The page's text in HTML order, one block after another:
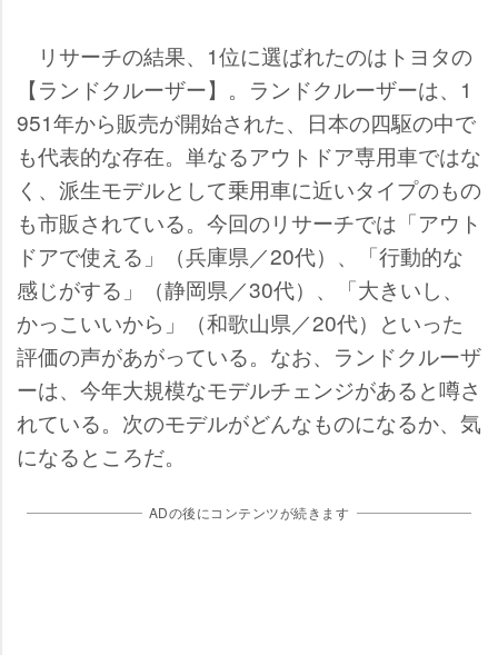
リサーチの結果、1位に選ばれたのはトヨタの
【ランドクルーザー】。ランドクルーザーは、1
951年から販売が開始された、日本の四駆の中で
も代表的な存在。単なるアウトドア専用車ではな
く、派生モデルとして乗用車に近いタイプのもの
も市販されている。今回のリサーチでは「アウト
ドアで使える」（兵庫県／20代）、「行動的な
感じがする」（静岡県／30代）、「大きいし、
かっこいいから」（和歌山県／20代）といった
評価の声があがっている。なお、ランドクルーザ
ーは、今年大規模なモデルチェンジがあると噂さ
れている。次のモデルがどんなものになるか、気
になるところだ。
ADの後にコンテンツが続きます